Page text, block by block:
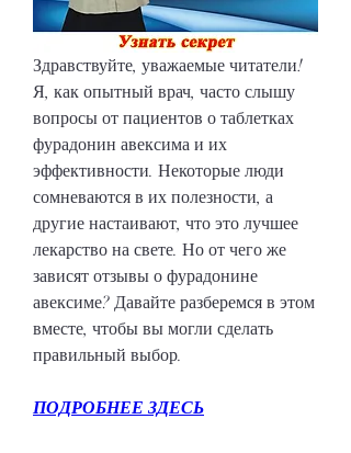
Здравствуйте, уважаемые читатели!
Я, как опытный врач, часто слышу
вопросы от пациентов о таблетках
фурадонин авексима и их
эффективности. Некоторые люди
сомневаются в их полезности, а
другие настаивают, что это лучшее
лекарство на свете. Но от чего же
зависят отзывы о фурадонине
авексиме? Давайте разберемся в этом
вместе, чтобы вы могли сделать
правильный выбор.
ПОДРОБНЕЕ ЗДЕСЬ